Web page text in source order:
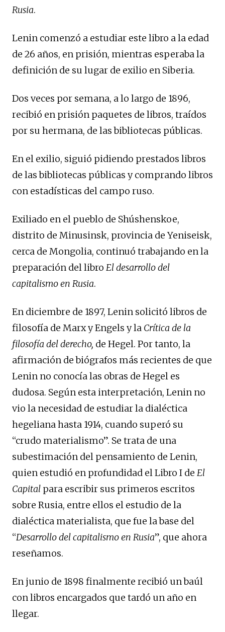
Rusia.
Lenin comenzó a estudiar este libro a la edad
de 26 años, en prisión, mientras esperaba la
definición de su lugar de exilio en Siberia.
Dos veces por semana, a lo largo de 1896,
recibió en prisión paquetes de libros, traídos
por su hermana, de las bibliotecas públicas.
En el exilio, siguió pidiendo prestados libros
de las bibliotecas públicas y comprando libros
con estadísticas del campo ruso.
Exiliado en el pueblo de Shúshenskoe,
distrito de Minusinsk, provincia de Yeniseisk,
cerca de Mongolia, continuó trabajando en la
preparación del libro El desarrollo del
capitalismo en Rusia.
En diciembre de 1897, Lenin solicitó libros de
filosofía de Marx y Engels y la Crítica de la
filosofía del derecho, de Hegel. Por tanto, la
afirmación de biógrafos más recientes de que
Lenin no conocía las obras de Hegel es
dudosa. Según esta interpretación, Lenin no
vio la necesidad de estudiar la dialéctica
hegeliana hasta 1914, cuando superó su
“crudo materialismo”. Se trata de una
subestimación del pensamiento de Lenin,
quien estudió en profundidad el Libro I de El
Capital para escribir sus primeros escritos
sobre Rusia, entre ellos el estudio de la
dialéctica materialista, que fue la base del
“Desarrollo del capitalismo en Rusia”, que ahora
reseñamos.
En junio de 1898 finalmente recibió un baúl
con libros encargados que tardó un año en
llegar.